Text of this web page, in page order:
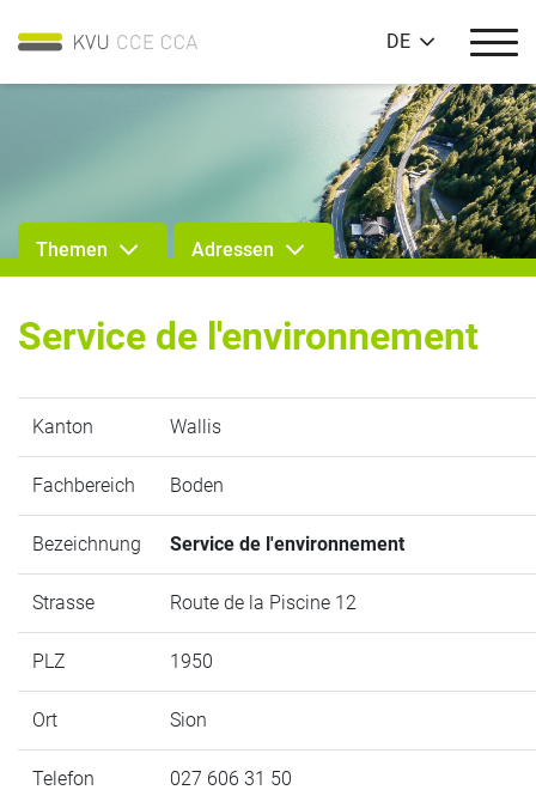
DE
Themen Adressen
Service de l'environnement
Kanton Wallis
Fachbereich Boden
Bezeichnung Service de l'environnement
Strasse Route de la Piscine 12
PLZ 1950
Ort Sion
Telefon 027 606 31 50